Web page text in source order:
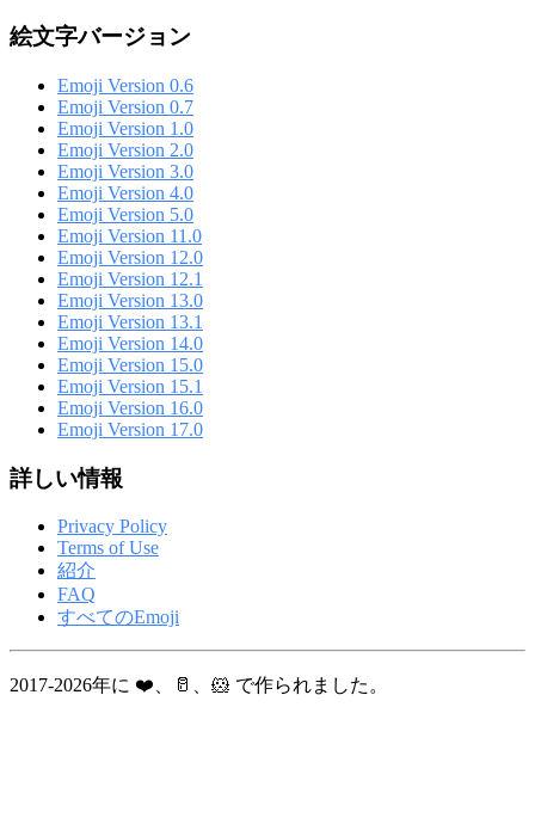
絵文字バージョン
Emoji Version 0.6
Emoji Version 0.7
Emoji Version 1.0
Emoji Version 2.0
Emoji Version 3.0
Emoji Version 4.0
Emoji Version 5.0
Emoji Version 11.0
Emoji Version 12.0
Emoji Version 12.1
Emoji Version 13.0
Emoji Version 13.1
Emoji Version 14.0
Emoji Version 15.0
Emoji Version 15.1
Emoji Version 16.0
Emoji Version 17.0
詳しい情報
Privacy Policy
Terms of Use
紹介
FAQ
すべてのEmoji
2017-2026年に ❤️、🥛、🐹 で作られました。